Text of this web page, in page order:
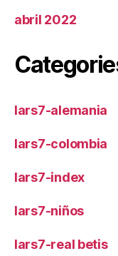
abril 2022
lars7-alemania
lars7-colombia
lars7-index
lars7-niños
lars7-real betis